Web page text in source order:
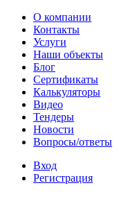
О компании
Контакты
Услуги
Наши объекты
Блог
Сертификаты
Калькуляторы
Видео
Тендеры
Новости
Вопросы/ответы
Вход
Регистрация